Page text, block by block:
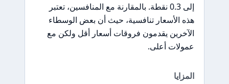
إلى 0.3 نقطة. بالمقارنة مع المنافسين، تعتبر
هذه الأسعار تنافسية، حيث أن بعض الوسطاء
الآخرين يقدمون فروقات أسعار أقل ولكن مع
عمولات أعلى.
المزايا